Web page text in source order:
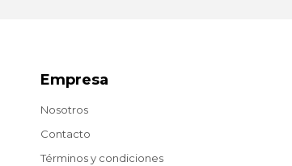
Empresa
Nosotros
Contacto
Términos y condiciones